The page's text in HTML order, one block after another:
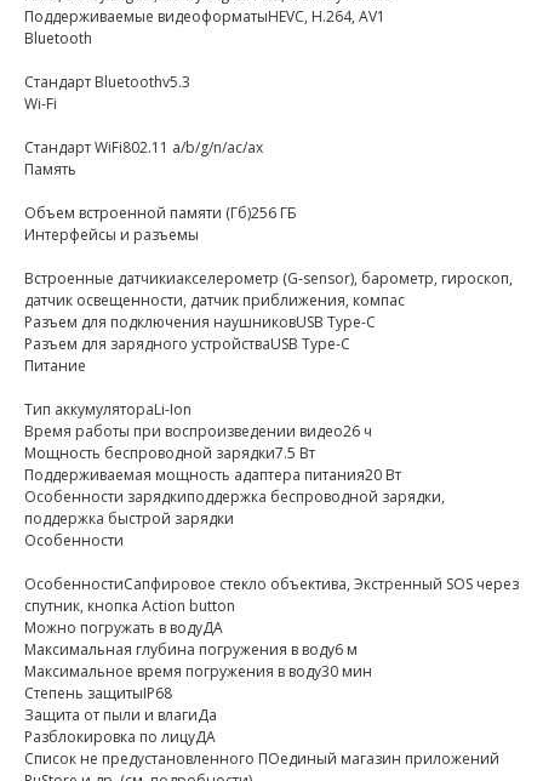
Поддерживаемые видеоформатыHEVC, H.264, AV1
Bluetooth
Стандарт Bluetoothv5.3
Wi-Fi
Стандарт WiFi802.11 a/b/g/n/ac/ax
Память
Объем встроенной памяти (Гб)256 ГБ
Интерфейсы и разъемы
Встроенные датчикиакселерометр (G-sensor), барометр, гироскоп,
датчик освещенности, датчик приближения, компас
Разъем для подключения наушниковUSB Type-C
Разъем для зарядного устройстваUSB Type-C
Питание
Тип аккумулятораLi-Ion
Время работы при воспроизведении видео26 ч
Мощность беспроводной зарядки7.5 Вт
Поддерживаемая мощность адаптера питания20 Вт
Особенности зарядкиподдержка беспроводной зарядки,
поддержка быстрой зарядки
Особенности
ОсобенностиСапфировое стекло объектива, Экстренный SOS через
спутник, кнопка Action button
Можно погружать в водуДА
Максимальная глубина погружения в воду6 м
Максимальное время погружения в воду30 мин
Степень защитыIP68
Защита от пыли и влагиДа
Разблокировка по лицуДА
Список не предустановленного ПОединый магазин приложений